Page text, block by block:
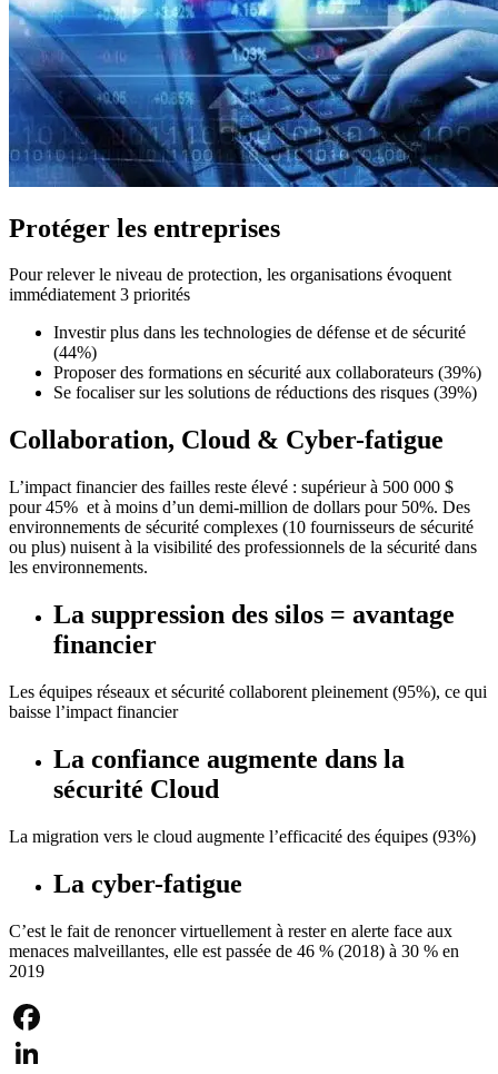
Protéger les entreprises
Pour relever le niveau de protection, les organisations évoquent
immédiatement 3 priorités
Investir plus dans les technologies de défense et de sécurité
(44%)
Proposer des formations en sécurité aux collaborateurs (39%)
Se focaliser sur les solutions de réductions des risques (39%)
Collaboration, Cloud & Cyber-fatigue
L’impact financier des failles reste élevé : supérieur à 500 000 $
pour 45% et à moins d’un demi-million de dollars pour 50%. Des
environnements de sécurité complexes (10 fournisseurs de sécurité
ou plus) nuisent à la visibilité des professionnels de la sécurité dans
les environnements.
La suppression des silos = avantage
financier
Les équipes réseaux et sécurité collaborent pleinement (95%), ce qui
baisse l’impact financier
La confiance augmente dans la
sécurité Cloud
La migration vers le cloud augmente l’efficacité des équipes (93%)
La cyber-fatigue
C’est le fait de renoncer virtuellement à rester en alerte face aux
menaces malveillantes, elle est passée de 46 % (2018) à 30 % en
2019
Facebook